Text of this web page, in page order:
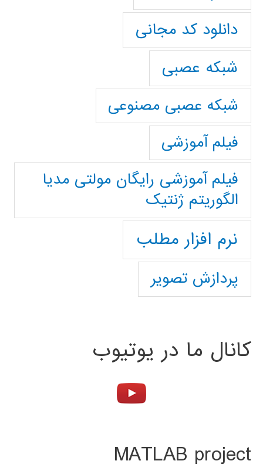
دانلود کد مجانی
شبکه عصبی
شبکه عصبی مصنوعی
فیلم آموزشی
فیلم آموزشی رایگان مولتی مدیا
الگوریتم ژنتیک
نرم افزار مطلب
پردازش تصویر
کانال ما در یوتیوب
MATLAB project